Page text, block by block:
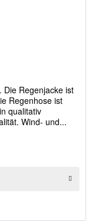
Die Regenjacke ist
Regenhose ist
qualitativ
Wind- und...